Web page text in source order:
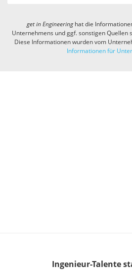
get in Engineeringhat die
Unternehmens und ggf. sonstigen Quellen
Diese Informationen wurden vom
Informationen für
Ingenieur-Talente